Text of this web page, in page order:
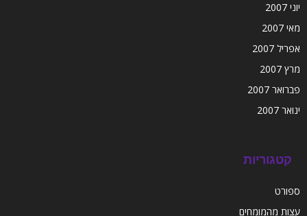
יוני 2007
מאי 2007
אפריל 2007
מרץ 2007
פברואר 2007
ינואר 2007
קטגוריות
ספורט
עצות מהמומחים